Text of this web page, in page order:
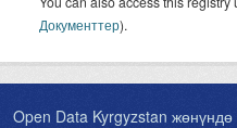
Документтер).
Open Data Kyrgyzstan жөнүндө